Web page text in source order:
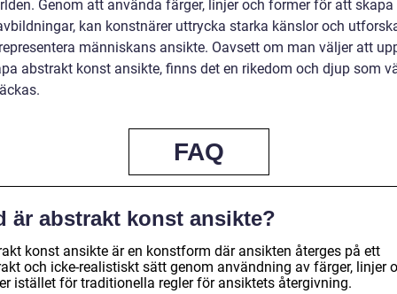
Genom att använda färger, linjer och former för att
kan konstnärer uttrycka starka känslor och
människans ansikte. Oavsett om man väljer att
abstrakt konst ansikte, finns det en rikedom och djup som
FAQ
är abstrakt konst ansikte?
konst ansikte är en konstform där ansikten återges på ett
och icke-realistiskt sätt genom användning av färger, linjer
istället för traditionella regler för ansiktets återgivning.